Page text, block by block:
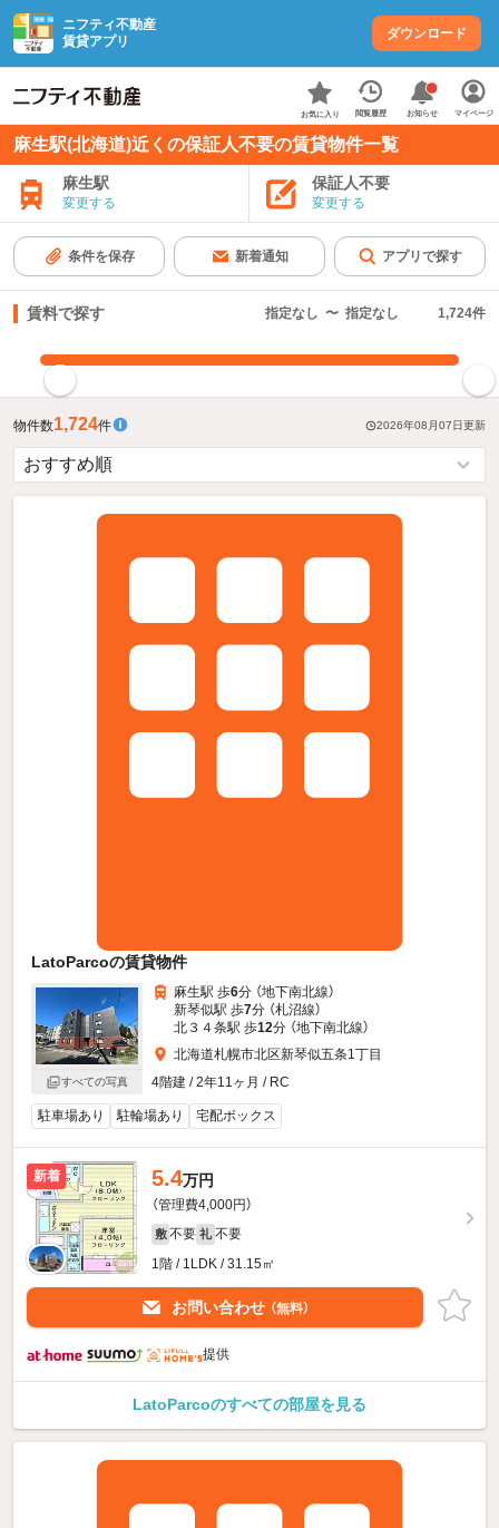
ニフティ不動産
賃貸アプリ
ダウンロード
お気に入り 閲覧履歴 お知らせ マイページ
麻生駅(北海道)近くの保証人不要の賃貸物件一覧
麻生駅
変更する
保証人不要
変更する
条件を保存 新着通知 アプリで探す
賃料で探す 指定なし 〜 指定なし 1,724件
物件数1,724件 2026年08月07日更新
LatoParcoの賃貸物件
すべての写真
麻生駅 歩6分 （地下南北線）
新琴似駅 歩7分 （札沼線）
北３４条駅 歩12分 （地下南北線）
北海道札幌市北区新琴似五条1丁目
4階建 / 2年11ヶ月 / RC
駐車場あり 駐輪場あり 宅配ボックス
新着 5.4万円
（管理費4,000円）
敷 不要 礼 不要
1階 / 1LDK / 31.15㎡
お問い合わせ （無料）
提供
LatoParcoのすべての部屋を見る